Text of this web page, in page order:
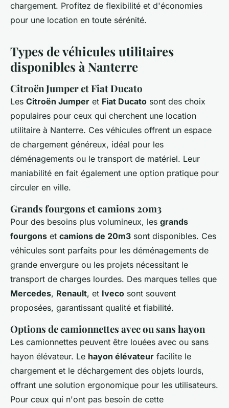
chargement. Profitez de flexibilité et d'économies
pour une location en toute sérénité.
Types de véhicules utilitaires
disponibles à Nanterre
Citroën Jumper et Fiat Ducato
Les Citroën Jumper et Fiat Ducato sont des choix
populaires pour ceux qui cherchent une location
utilitaire à Nanterre. Ces véhicules offrent un espace
de chargement généreux, idéal pour les
déménagements ou le transport de matériel. Leur
maniabilité en fait également une option pratique pour
circuler en ville.
Grands fourgons et camions 20m3
Pour des besoins plus volumineux, les grands
fourgons et camions de 20m3 sont disponibles. Ces
véhicules sont parfaits pour les déménagements de
grande envergure ou les projets nécessitant le
transport de charges lourdes. Des marques telles que
Mercedes, Renault, et Iveco sont souvent
proposées, garantissant qualité et fiabilité.
Options de camionnettes avec ou sans hayon
Les camionnettes peuvent être louées avec ou sans
hayon élévateur. Le hayon élévateur facilite le
chargement et le déchargement des objets lourds,
offrant une solution ergonomique pour les utilisateurs.
Pour ceux qui n'ont pas besoin de cette